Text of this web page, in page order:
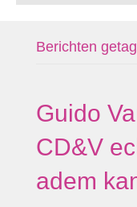
Berichten
Guido
CD&V
adem